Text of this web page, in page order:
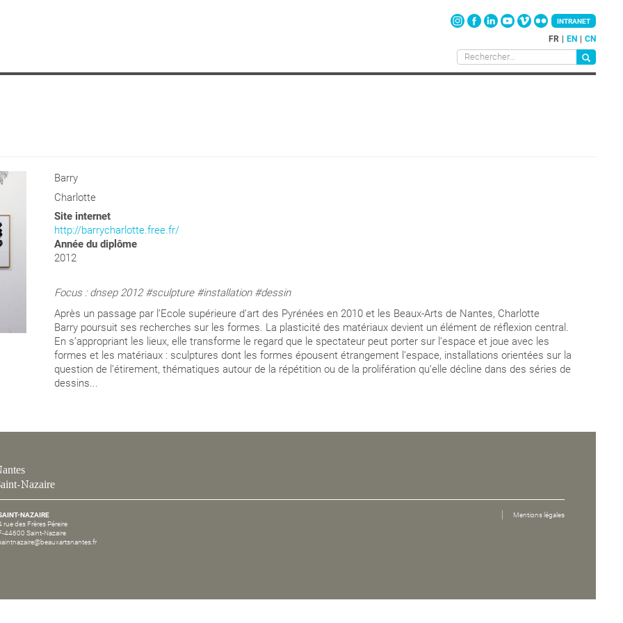
FR EN CN
INTRANET
Barry
Charlotte
Site internet
http://barrycharlotte.free.fr/
Année du diplôme
2012
Focus : dnsep 2012 #sculpture #installation #dessin
Après un passage par l’Ecole supérieure d’art des Pyrénées en 2010 et les Beaux-Arts de Nantes, Charlotte
Barry poursuit ses recherches sur les formes. La plasticité des matériaux devient un élément de réflexion central.
En s’appropriant les lieux, elle transforme le regard que le spectateur peut porter sur l’espace et joue avec les
formes et les matériaux : sculptures dont les formes épousent étrangement l’espace, installations orientées sur la
question de l’étirement, thématiques autour de la répétition ou de la prolifération qu’elle décline dans des séries de
dessins...
Nazaire
NAZAIRE
rue des Frères Péreire
44600 Saint-Nazaire
Mentions légales